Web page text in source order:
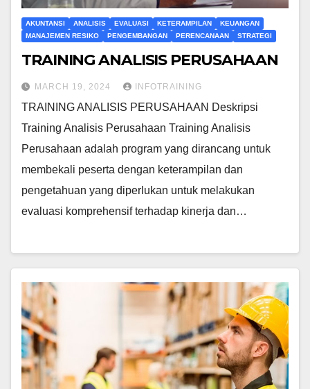
AKUNTANSI ANALISIS EVALUASI KETERAMPILAN
KEUANGAN
MANAJEMEN RESIKO
PENGEMBANGAN PERENCANAAN STRATEGI
TRAINING ANALISIS PERUSAHAAN
MARCH 19, 2024 INFOTRAINING
TRAINING ANALISIS PERUSAHAAN Deskripsi
Training Analisis Perusahaan Training Analisis
Perusahaan adalah program yang dirancang untuk
membekali peserta dengan keterampilan dan
pengetahuan yang diperlukan untuk melakukan
evaluasi komprehensif terhadap kinerja dan…